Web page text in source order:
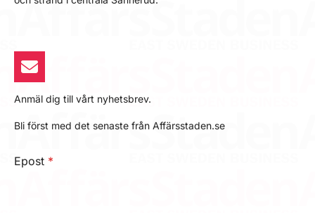
Anmäl dig till vårt nyhetsbrev.
Bli först med det senaste från Affärsstaden.se
Epost *